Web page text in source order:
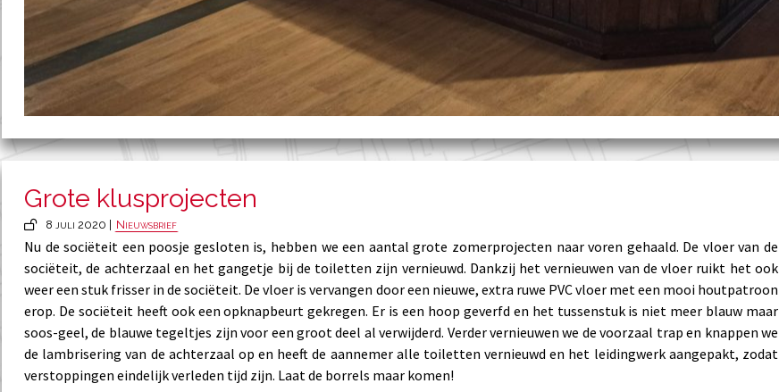
Grote klusprojecten
8 juli 2020 | Nieuwsbrief
Nu de sociëteit een poosje gesloten is, hebben we een aantal grote zomerprojecten naar voren gehaald. De vloer van de
sociëteit, de achterzaal en het gangetje bij de toiletten zijn vernieuwd. Dankzij het vernieuwen van de vloer ruikt het ook
weer een stuk frisser in de sociëteit. De vloer is vervangen door een nieuwe, extra ruwe PVC vloer met een mooi houtpatroon
erop. De sociëteit heeft ook een opknapbeurt gekregen. Er is een hoop geverfd en het tussenstuk is niet meer blauw maar
soos-geel, de blauwe tegeltjes zijn voor een groot deel al verwijderd. Verder vernieuwen we de voorzaal trap en knappen we
de lambrisering van de achterzaal op en heeft de aannemer alle toiletten vernieuwd en het leidingwerk aangepakt, zodat
verstoppingen eindelijk verleden tijd zijn. Laat de borrels maar komen!